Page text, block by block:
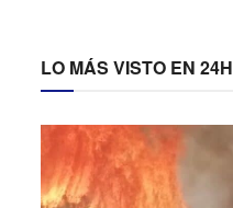
LO MÁS VISTO EN 24H